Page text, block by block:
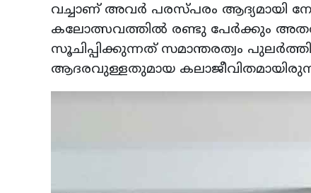
വച്ചാണ് അവർ പരസ്പരം ആദ്യമായി
കലോത്സവത്തിൽ രണ്ടു പേർക്കും
സൂചിപ്പിക്കുന്നത് സമാന്തരത്വം
ആദരവുള്ളതുമായ